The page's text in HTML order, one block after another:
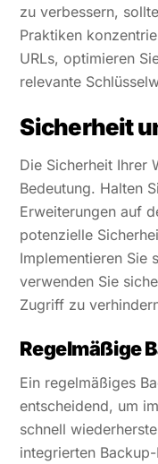
zu verbessern,
Praktiken
URLs, optimieren
relevante
Sicherheit
Die Sicherheit Ihrer
Bedeutung. Halten
Erweiterungen auf
potenzielle
Implementieren Sie
verwenden Sie
Zugriff zu
Regelmäßige
Ein regelmäßiges
entscheidend, um
schnell
integrierten